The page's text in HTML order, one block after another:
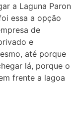
a Laguna Paron
essa a opção
de
e
até porque
lá, porque o
frente a lagoa